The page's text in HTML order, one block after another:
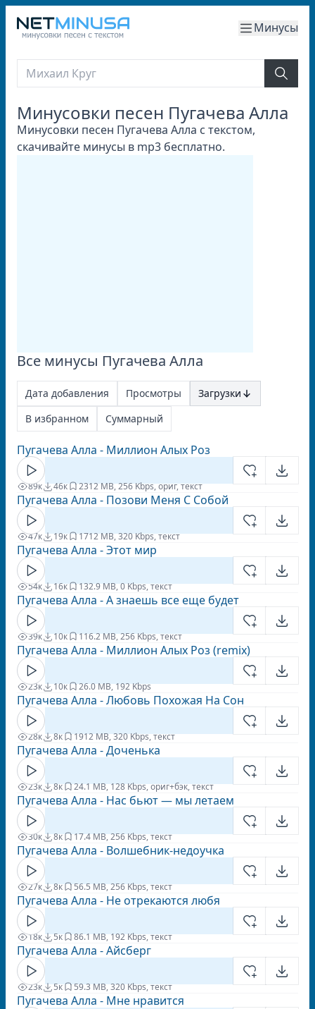
Минусы
Минусовки песен Пугачева Алла
Минусовки песен Пугачева Алла с текстом,
скачивайте минусы в mp3 бесплатно.
Все минусы Пугачева Алла
Дата добавления Просмотры
Загрузки
В избранном
Суммарный
Пугачева Алла - Миллион Алых Роз
89к 46к 2312 MB, 256 Kbps, ориг, текст
Пугачева Алла - Позови Меня С Собой
47к 19к 1712 MB, 320 Kbps, текст
Пугачева Алла - Этот мир
54к 16к 132.9 MB, 0 Kbps, текст
Пугачева Алла - А знаешь все еще будет
39к 10к 116.2 MB, 256 Kbps, текст
Пугачева Алла - Миллион Алых Роз (remix)
23к 10к 26.0 MB, 192 Kbps
Пугачева Алла - Любовь Похожая На Сон
28к 8к 1912 MB, 320 Kbps, текст
Пугачева Алла - Доченька
23к 8к 24.1 MB, 128 Kbps, ориг+бэк, текст
Пугачева Алла - Нас бьют — мы летаем
30к 8к 17.4 MB, 256 Kbps, текст
Пугачева Алла - Волшебник-недоучка
27к 8к 56.5 MB, 256 Kbps, текст
Пугачева Алла - Не отрекаются любя
18к 5к 86.1 MB, 192 Kbps, текст
Пугачева Алла - Айсберг
23к 5к 59.3 MB, 320 Kbps, текст
Пугачева Алла - Мне нравится